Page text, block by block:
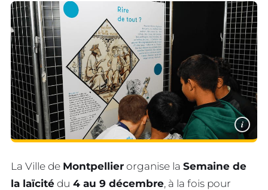
i
La Ville de Montpellier organise la Semaine de
la laïcité du 4 au 9 décembre, à la fois pour